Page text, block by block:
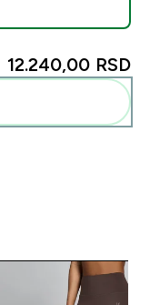
12.240,00 RSD‎